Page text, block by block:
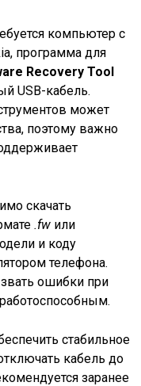
компьютер с
программа для
Recovery Tool
USB-кабель.
может
поэтому важно
скачать
.fw или
и коду
телефона.
ошибки при
стабильное
кабель до
заранее